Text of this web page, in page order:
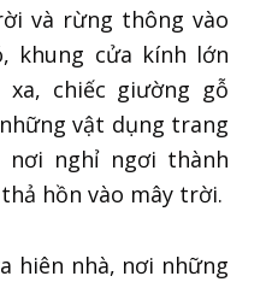
và rừng thông vào
khung cửa kính lớn
chiếc giường gỗ
vật dụng trang
nghỉ ngơi thành
hồn vào mây trời.
hiên nhà, nơi những